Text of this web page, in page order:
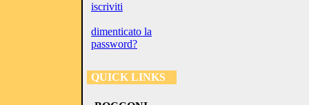
iscriviti
dimenticato la
password?
QUICK LINKS